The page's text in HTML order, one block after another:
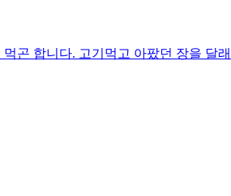
곤 합니다. 고기먹고 아팠던 장을 달